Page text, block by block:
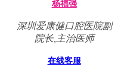
杨福强
深圳爱康健口腔医院副
院长,主治医师
在线客服